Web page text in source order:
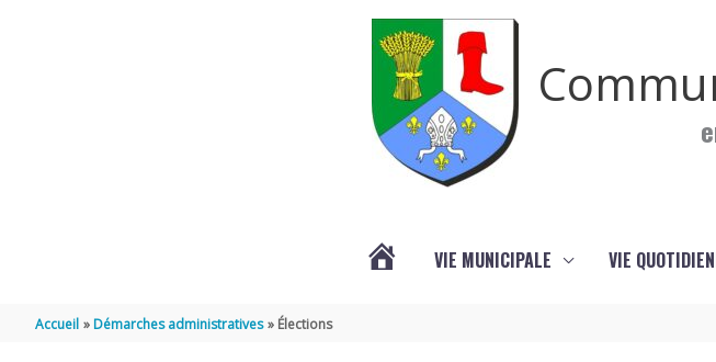
VIE MUNICIPALE VIE
Accueil Démarches administratives Élections